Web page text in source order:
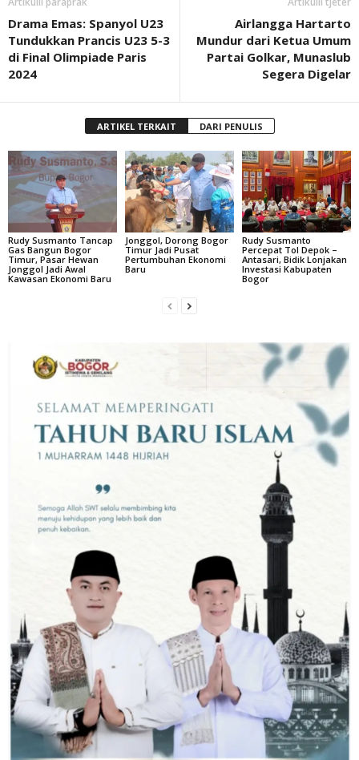
Drama Emas: Spanyol U23
Tundukkan Prancis U23 5-3
di Final Olimpiade Paris
2024
Airlangga Hartarto
Mundur dari Ketua Umum
Partai Golkar, Munaslub
Segera Digelar
ARTIKEL TERKAIT DARI PENULIS
Rudy Susmanto Tancap
Gas Bangun Bogor
Timur, Pasar Hewan
Jonggol Jadi Awal
Kawasan Ekonomi Baru
Jonggol, Dorong Bogor
Timur Jadi Pusat
Pertumbuhan Ekonomi
Baru
Rudy Susmanto
Percepat Tol Depok –
Antasari, Bidik Lonjakan
Investasi Kabupaten
Bogor